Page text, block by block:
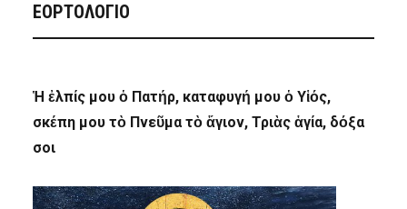
ΕΟΡΤΟΛΟΓΙΟ
Ἡ ἐλπίς μου ὁ Πατήρ, καταφυγή μου ὁ Υἱός,
σκέπη μου τὸ Πνεῦμα τὸ ἅγιον, Τριὰς ἁγία, δόξα
σοι